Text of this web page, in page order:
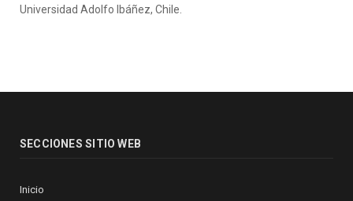
Universidad Adolfo Ibáñez, Chile.
SECCIONES SITIO WEB
Inicio